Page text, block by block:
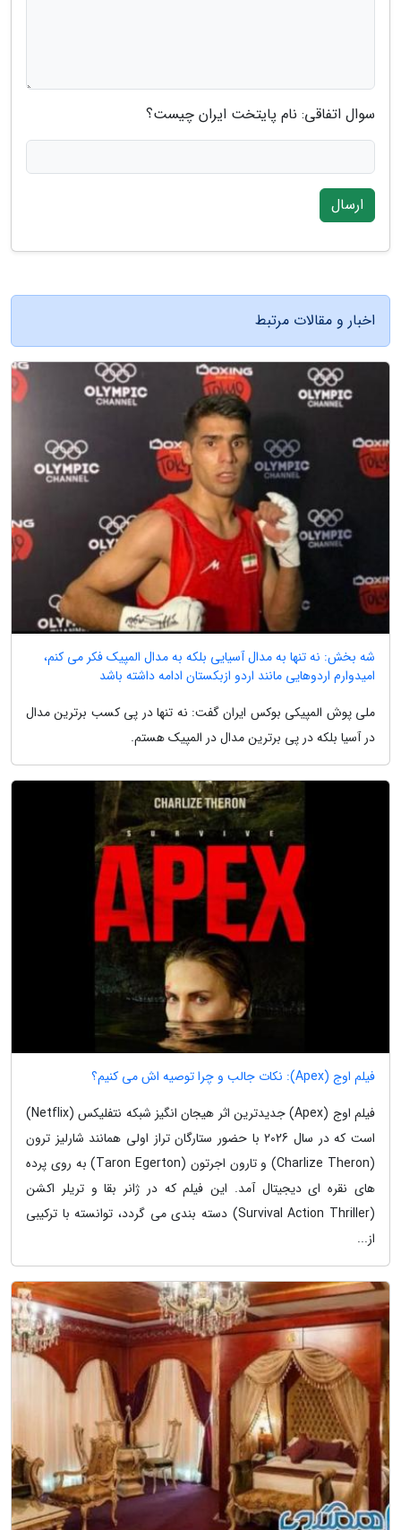
سوال اتفاقی: نام پایتخت ایران چیست؟
ارسال
اخبار و مقالات مرتبط
شه بخش: نه تنها به مدال آسیایی بلکه به مدال المپیک فکر می کنم،
امیدوارم اردوهایی مانند اردو ازبکستان ادامه داشته باشد
ملی پوش المپیکی بوکس ایران گفت: نه تنها در پی کسب برترین مدال
در آسیا بلکه در پی برترین مدال در المپیک هستم.
فیلم اوج (Apex): نکات جالب و چرا توصیه اش می کنیم؟
فیلم اوج (Apex) جدیدترین اثر هیجان انگیز شبکه نتفلیکس (Netflix)
است که در سال 2026 با حضور ستارگان تراز اولی همانند شارلیز ترون
(Charlize Theron) و تارون اجرتون (Taron Egerton) به روی پرده
های نقره ای دیجیتال آمد. این فیلم که در ژانر بقا و تریلر اکشن
(Survival Action Thriller) دسته بندی می گردد، توانسته با ترکیبی
از...